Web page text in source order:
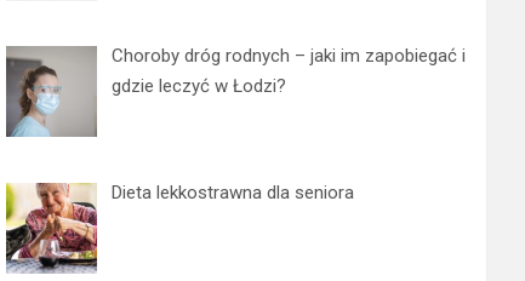
Choroby dróg rodnych – jaki im zapobiegać i
gdzie leczyć w Łodzi?
Dieta lekkostrawna dla seniora